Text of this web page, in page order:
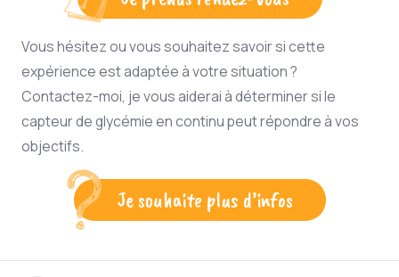
Vous hésitez ou vous souhaitez savoir si cette
expérience est adaptée à votre situation ?
Contactez-moi, je vous aiderai à déterminer si le
capteur de glycémie en continu peut répondre à vos
objectifs.
Je souhaite plus d’infos